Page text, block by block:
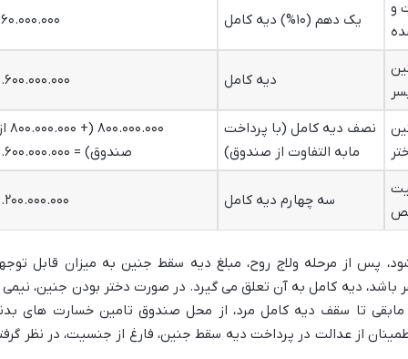
و
یک دهم (۱۰%) دیه کامل
دیه کامل
نصف دیه کامل (با پرداخت
مابه التفاوت از صندوق)
صندوق) = ۱.۶۰۰.۰۰۰.۰۰۰
سه چهارم دیه کامل
پس از مرحله ولاج روح، مبلغ دیه سقط جنین به میزان قابل
باشد، دیه کامل به آن تعلق می گیرد. در صورت دختر بودن جنین، نیمی
تا سقف دیه کامل مرد، از محل صندوق تامین خسارت های
از عدالت در پرداخت دیه سقط جنین، فارغ از جنسیت، در نظر